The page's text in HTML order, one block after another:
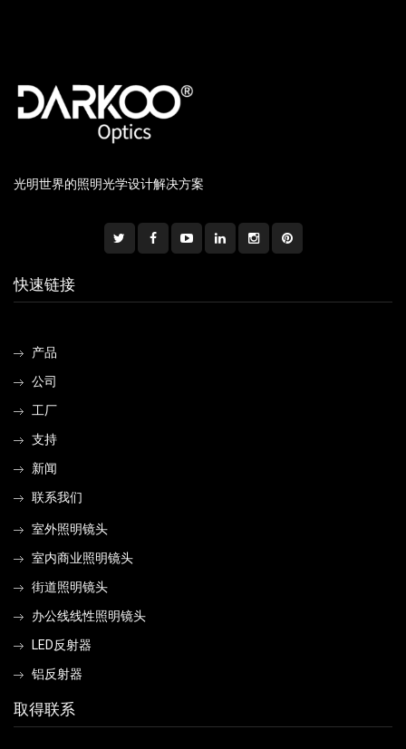
光明世界的照明光学设计解决方案
快速链接
产品
公司
工厂
支持
新闻
联系我们
室外照明镜头
室内商业照明镜头
街道照明镜头
办公线线性照明镜头
LED反射器
铝反射器
取得联系